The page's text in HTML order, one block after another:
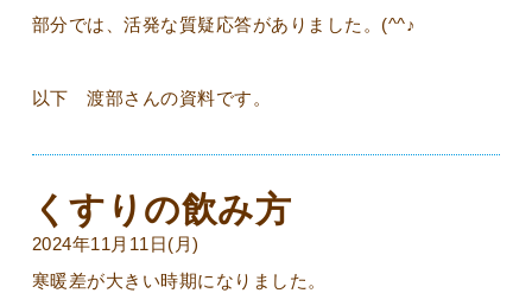
部分では、活発な質疑応答がありました。(^^♪
以下 渡部さんの資料です。
くすりの飲み方
2024年11月11日(月)
寒暖差が大きい時期になりました。